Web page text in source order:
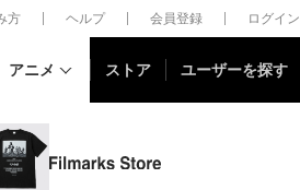
方 ヘルプ 会員登録 ログイン
アニメ ストア ユーザーを探す